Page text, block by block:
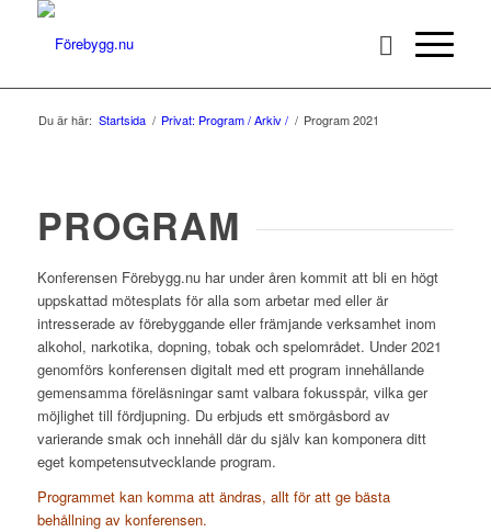
Du är här: Startsida / Privat: Program / Arkiv / / Program 2021
PROGRAM
Konferensen Förebygg.nu har under åren kommit att bli en högt
uppskattad mötesplats för alla som arbetar med eller är
intresserade av förebyggande eller främjande verksamhet inom
alkohol, narkotika, dopning, tobak och spelområdet. Under 2021
genomförs konferensen digitalt med ett program innehållande
gemensamma föreläsningar samt valbara fokusspår, vilka ger
möjlighet till fördjupning. Du erbjuds ett smörgåsbord av
varierande smak och innehåll där du själv kan komponera ditt
eget kompetensutvecklande program.
Programmet kan komma att ändras, allt för att ge bästa
behållning av konferensen.